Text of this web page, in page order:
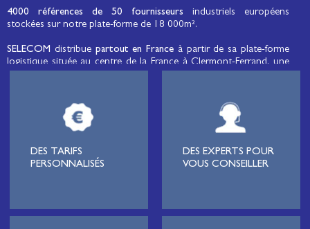
4000 références de 50 fournisseurs industriels européens
stockées sur notre plate-forme de 18 000m².
SELECOM distribue partout en France à partir de sa plate-forme
logistique située au centre de la France à Clermont-Ferrand, une
, de matériel
d’éclairage public et d'éco-mobilité destinée aux professionnels de
Lignard, monteur de réseaux électriques, installateur électrique,
tableautier, collectivité, municipalité, exploitation agricole,
d’électrification, site industriel, scierie, site logistique, station de
DES TARIFS
PERSONNALISÉS
DES EXPERTS POUR
VOUS CONSEILLER